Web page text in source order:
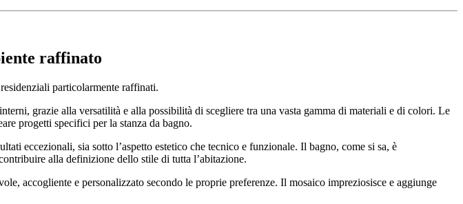
raffinato
particolarmente raffinati.
grazie alla versatilità e alla possibilità di scegliere tra una vasta gamma di materiali e di colori. Le
progetti specifici per la stanza da bagno.
eccezionali, sia sotto l’aspetto estetico che tecnico e funzionale. Il bagno, come si sa, è
alla definizione dello stile di tutta l’abitazione.
accogliente e personalizzato secondo le proprie preferenze. Il mosaico impreziosisce e aggiunge